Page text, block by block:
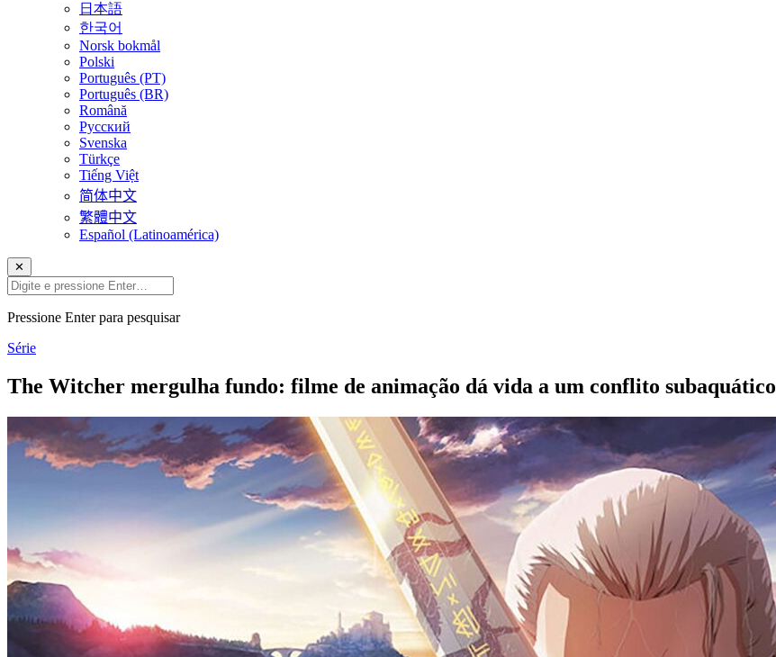
日本語
한국어
Norsk bokmål
Polski
Português (PT)
Português (BR)
Română
Русский
Svenska
Türkçe
Tiếng Việt
简体中文
繁體中文
Español (Latinoamérica)
✕
Pressione Enter para pesquisar
Série
The Witcher mergulha fundo: filme de animação dá vida a um conflito subaquático